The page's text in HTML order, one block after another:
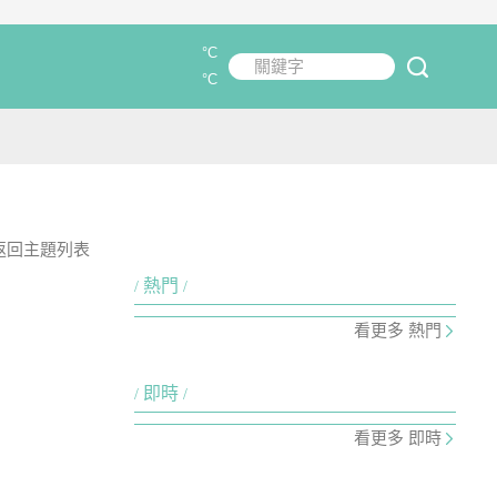
關鍵字
°C
°C
回主題列表
熱門
看更多 熱門
即時
看更多 即時